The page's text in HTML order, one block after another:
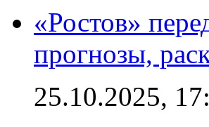
«Ростов»
прогнозы,
25.10.2025,